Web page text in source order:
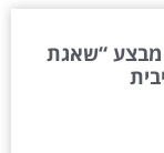
מבצע “שאגת